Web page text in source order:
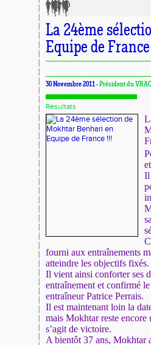
La 24ème
Equipe de
30 Novembre 2011 -Président du VRAC
Résultats
Il
fourni aux entraînements
atteindre les objectifs fixés.
Il vient ainsi conforter ses
entraînement et confirmé
entraîneur Patrice Perrais.
Il est maintenant loin la
mais Mokhtar reste encore
s’agit de victoire.
A bientôt 37 ans, Mokhtar